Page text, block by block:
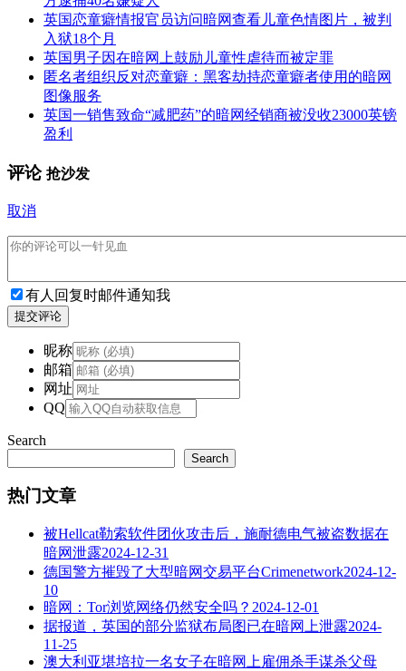
英国恋童癖情报官员访问暗网查看儿童色情图片，被判
入狱18个月
英国男子因在暗网上鼓励儿童性虐待而被定罪
匿名者组织反对恋童癖：黑客劫持恋童癖者使用的暗网
图像服务
英国一销售致命“减肥药”的暗网经销商被没收23000英镑
盈利
评论 抢沙发
取消
有人回复时邮件通知我
提交评论
昵称
邮箱
网址
QQ
Search
Search
热门文章
被Hellcat勒索软件团伙攻击后，施耐德电气被盗数据在
暗网泄露2024-12-31
德国警方摧毁了大型暗网交易平台Crimenetwork2024-12-
10
暗网：Tor浏览网络仍然安全吗？ 2024-12-01
据报道，英国的部分监狱布局图已在暗网上泄露2024-
11-25
澳大利亚堪培拉一名女子在暗网上雇佣杀手谋杀父母